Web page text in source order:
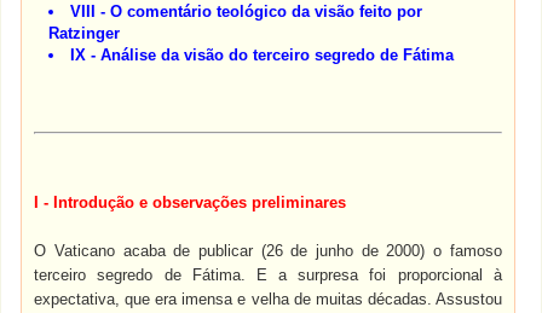
VIII - O comentário teológico da visão feito por
Ratzinger
IX - Análise da visão do terceiro segredo de Fátima
I - Introdução e observações preliminares
O Vaticano acaba de publicar (26 de junho de 2000) o famoso
terceiro segredo de Fátima. E a surpresa foi proporcional à
expectativa, que era imensa e velha de muitas décadas. Assustou